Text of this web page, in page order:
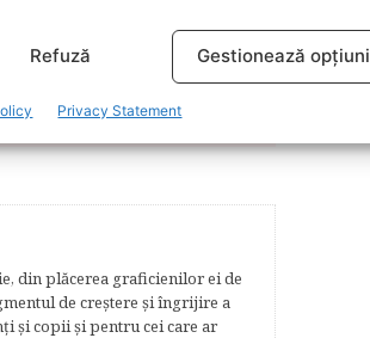
Refuză Gestionează opțiuni
Privacy Statement
ARTICOLUL URMĂTOR
Educational aduce cartea
in scolile din orasul tau
din plăcerea graficienilor ei de
de creştere şi îngrijire a
şi copii şi pentru cei care ar